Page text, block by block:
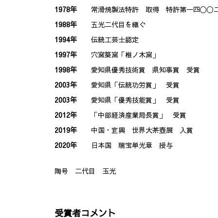
1978年
常滑焼製法特許 取得 特許第一四〇〇
1988年
五光二代目を継ぐ
1994年
伝統工芸士認定
1997年
穴窯築窯「椎ノ木窯」
1998年
愛知県優秀技術賞 県知事賞 受賞
2003年
愛知県「伝統功労賞」 受賞
2003年
愛知県「優秀技能賞」 受賞
2012年
「中部経済産業局長賞」 受賞
2019年
中国・宜興 世界大茶壺展 入賞
2020年
日本国 瑞宝単光章 授与
陶号 二代目 玉光
受賞者コメント